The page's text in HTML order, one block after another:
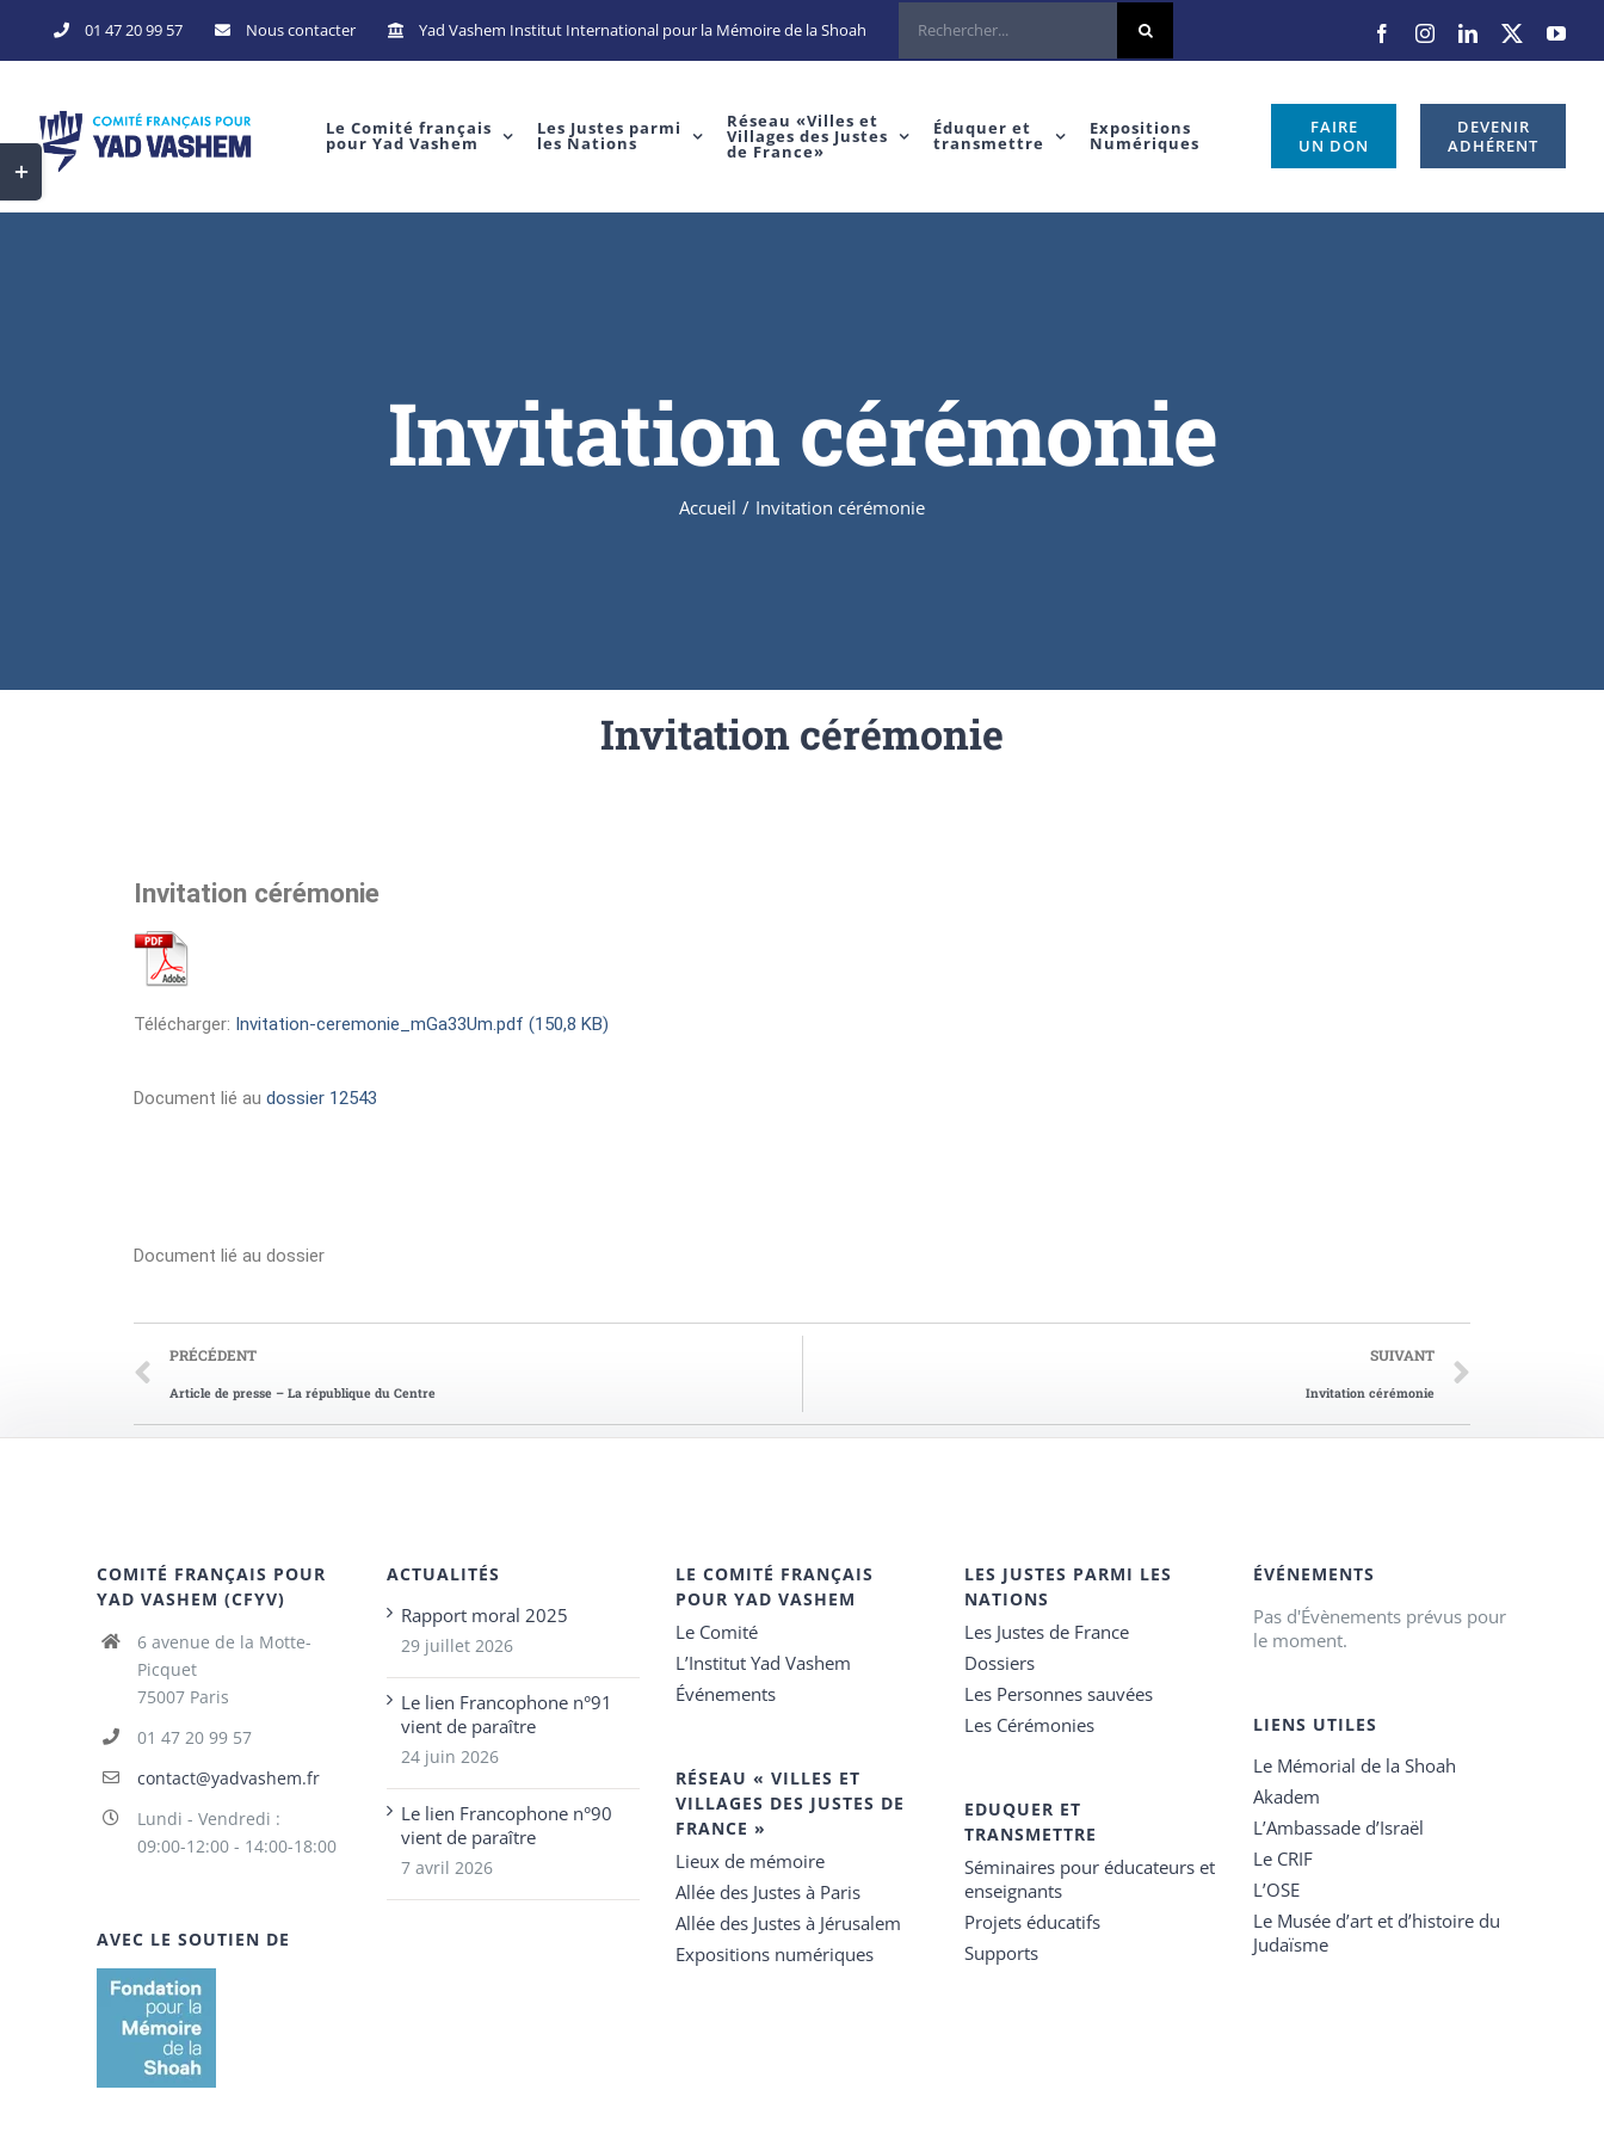
01 47 20 99 57 Nous contacter Yad Vashem Institut International pour la Mémoire de la Shoah
Le Comité français
pour Yad Vashem
Les Justes parmi
les Nations
Réseau «Villes et
Villages des Justes
de France»
Éduquer et
transmettre
Expositions
Numériques
FAIRE
UN DON
DEVENIR
ADHÉRENT
Invitation cérémonie
Accueil / Invitation cérémonie
Invitation cérémonie
Invitation cérémonie
Télécharger: Invitation-ceremonie_mGa33Um.pdf (150,8 KB)
Document lié au dossier 12543
Document lié au dossier
PRÉCÉDENT
Article de presse – La république du Centre
SUIVANT
Invitation cérémonie
COMITÉ FRANÇAIS POUR
YAD VASHEM (CFYV)
6 avenue de la Motte-
Picquet
75007 Paris
01 47 20 99 57
contact@yadvashem.fr
Lundi - Vendredi :
09:00-12:00 - 14:00-18:00
AVEC LE SOUTIEN DE
ACTUALITÉS
Rapport moral 2025
29 juillet 2026
Le lien Francophone n°91
vient de paraître
24 juin 2026
Le lien Francophone n°90
vient de paraître
7 avril 2026
LE COMITÉ FRANÇAIS
POUR YAD VASHEM
Le Comité
L’Institut Yad Vashem
Événements
RÉSEAU « VILLES ET
VILLAGES DES JUSTES DE
FRANCE »
Lieux de mémoire
Allée des Justes à Paris
Allée des Justes à Jérusalem
Expositions numériques
LES JUSTES PARMI LES
NATIONS
Les Justes de France
Dossiers
Les Personnes sauvées
Les Cérémonies
EDUQUER ET
TRANSMETTRE
Séminaires pour éducateurs et
enseignants
Projets éducatifs
Supports
ÉVÉNEMENTS
Pas d'Évènements prévus pour
le moment.
LIENS UTILES
Le Mémorial de la Shoah
Akadem
L’Ambassade d’Israël
Le CRIF
L’OSE
Le Musée d’art et d’histoire du
Judaïsme